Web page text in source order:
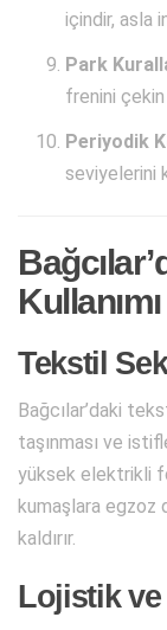
içindir, asla
Park
frenini çekin
Periyodik
seviyelerini
Kullanımı
Tekstil
Bağcılar’daki
taşınması ve
yüksek elektrikli
kumaşlara egzoz
kaldırır.
Lojistik ve